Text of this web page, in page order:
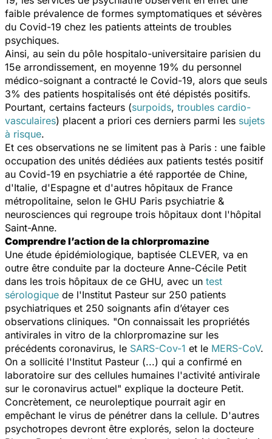
faible prévalence de formes symptomatiques et sévères
du Covid-19 chez les patients atteints de troubles
psychiques.
Ainsi, au sein du pôle hospitalo-universitaire parisien du
15e arrondissement, en moyenne 19% du personnel
médico-soignant a contracté le Covid-19, alors que seuls
3% des patients hospitalisés ont été dépistés positifs.
Pourtant, certains facteurs (surpoids, troubles cardio-
vasculaires) placent a priori ces derniers parmi les sujets
à risque.
Et ces observations ne se limitent pas à Paris : une faible
occupation des unités dédiées aux patients testés positif
au Covid-19 en psychiatrie a été rapportée de Chine,
d'Italie, d'Espagne et d'autres hôpitaux de France
métropolitaine, selon le GHU Paris psychiatrie &
neurosciences qui regroupe trois hôpitaux dont l'hôpital
Saint-Anne.
Comprendre l’action de la chlorpromazine
Une étude épidémiologique, baptisée CLEVER, va en
outre être conduite par la docteure Anne-Cécile Petit
dans les trois hôpitaux de ce GHU, avec un test
sérologique de l'Institut Pasteur sur 250 patients
psychiatriques et 250 soignants afin d’étayer ces
observations cliniques. "On connaissait les propriétés
antivirales in vitro de la chlorpromazine sur les
précédents coronavirus, le SARS-Cov-1 et le MERS-CoV.
On a sollicité l'Institut Pasteur (...) qui a confirmé en
laboratoire sur des cellules humaines l'activité antivirale
sur le coronavirus actuel" explique la docteure Petit.
Concrètement, ce neuroleptique pourrait agir en
empêchant le virus de pénétrer dans la cellule. D'autres
psychotropes devront être explorés, selon la docteure